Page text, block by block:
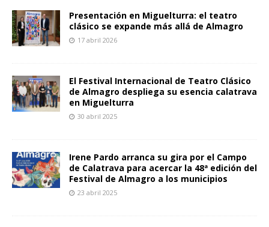
Presentación en Miguelturra: el teatro
clásico se expande más allá de Almagro
17 abril 2026
El Festival Internacional de Teatro Clásico
de Almagro despliega su esencia calatrava
en Miguelturra
30 abril 2025
Irene Pardo arranca su gira por el Campo
de Calatrava para acercar la 48ª edición del
Festival de Almagro a los municipios
23 abril 2025